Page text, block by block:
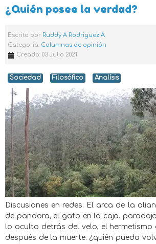
¿Quién posee la verdad?
Escrito por Ruddy A Rodriguez A
Categoría: Columnas de opinión
Creado: 03 Julio 2021
Sociedad Filosófico Analísis
Discusiones en redes. El arca de la
de pandora, el gato en la caja.
lo oculto detrás del velo, el hermetismo
después de la muerte. ¿quién pueda